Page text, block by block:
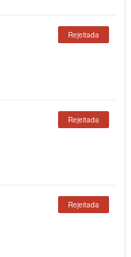
Rejeitada
Rejeitada
Rejeitada